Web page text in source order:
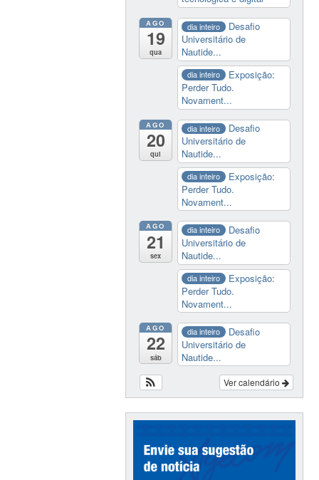
AGO
19
qua
dia inteiro
Desafio
Universitário de
Nautide...
dia inteiro
Exposição:
Perder Tudo.
Novament...
AGO
20
qui
dia inteiro
Desafio
Universitário de
Nautide...
dia inteiro
Exposição:
Perder Tudo.
Novament...
AGO
21
sex
dia inteiro
Desafio
Universitário de
Nautide...
dia inteiro
Exposição:
Perder Tudo.
Novament...
AGO
22
sáb
dia inteiro
Desafio
Universitário de
Nautide...
Ver calendário